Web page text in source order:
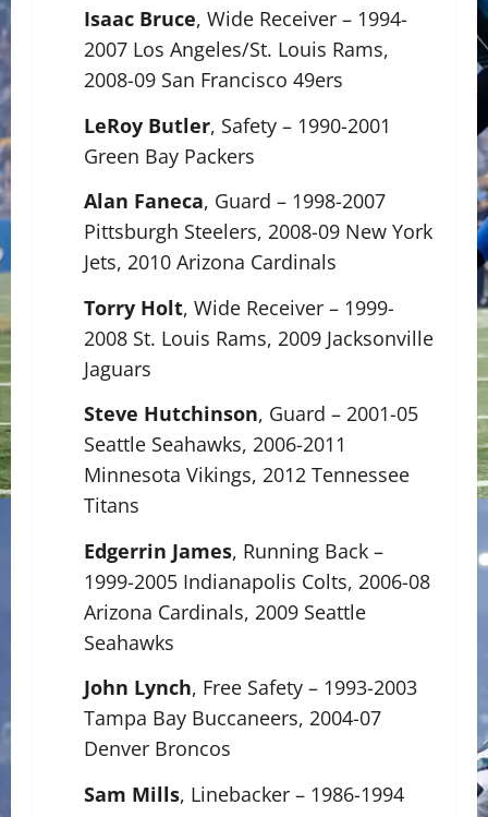
Isaac Bruce, Wide Receiver – 1994-
2007 Los Angeles/St. Louis Rams,
2008-09 San Francisco 49ers
LeRoy Butler, Safety – 1990-2001
Green Bay Packers
Alan Faneca, Guard – 1998-2007
Pittsburgh Steelers, 2008-09 New York
Jets, 2010 Arizona Cardinals
Torry Holt, Wide Receiver – 1999-
2008 St. Louis Rams, 2009 Jacksonville
Jaguars
Steve Hutchinson, Guard – 2001-05
Seattle Seahawks, 2006-2011
Minnesota Vikings, 2012 Tennessee
Titans
Edgerrin James, Running Back –
1999-2005 Indianapolis Colts, 2006-08
Arizona Cardinals, 2009 Seattle
Seahawks
John Lynch, Free Safety – 1993-2003
Tampa Bay Buccaneers, 2004-07
Denver Broncos
Sam Mills, Linebacker – 1986-1994